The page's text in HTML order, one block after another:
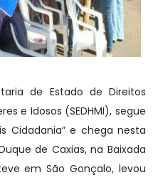
de Estado de Direitos
e Idosos (SEDHMI), segue
Cidadania” e chega nesta
de Caxias, na Baixada
em São Gonçalo, levou